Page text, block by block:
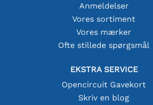
Anmeldelser
Vores sortiment
Vores mærker
Ofte stillede spørgsmål
EKSTRA SERVICE
Opencircuit Gavekort
Skriv en blog